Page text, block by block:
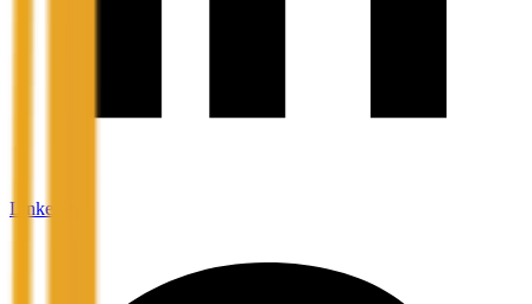
LinkedIn